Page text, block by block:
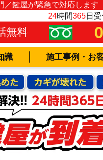
／鍵屋が緊急で対応します
24時間365日
無料
識 施工事例・お